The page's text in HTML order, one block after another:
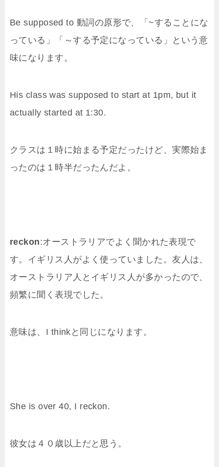
Be supposed to 動詞の原形で、「~することにな
っている」「～する予定になっている」という意
味になります。
His class was supposed to start at 1pm, but it
actually started at 1:30.
クラスは１時に始まる予定だったけど、実際始ま
ったのは１時半だったんだよ。
reckon:オーストラリアでよく聞かれた表現で
す。イギリス人がよく使っていました。友人は、
オーストラリア人とイギリス人が多かったので、
頻繁に聞く表現でした。
意味は、I thinkと同じになります。
She is over 40, I reckon.
彼女は４０歳以上だと思う。